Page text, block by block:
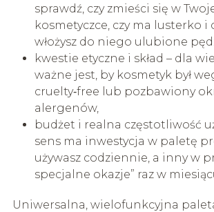
sprawdź, czy zmieści się w
kosmetyczce, czy ma lusterko i
włożysz do niego ulubione
kwestie etyczne i skład – dla
ważne jest, by kosmetyk był
cruelty‑free lub pozbawiony
alergenów,
budżet i realna częstotliwość
sens ma inwestycja w paletę
używasz codziennie, a inny w
specjalne okazje” raz w
Uniwersalna, wielofunkcyjna paleta